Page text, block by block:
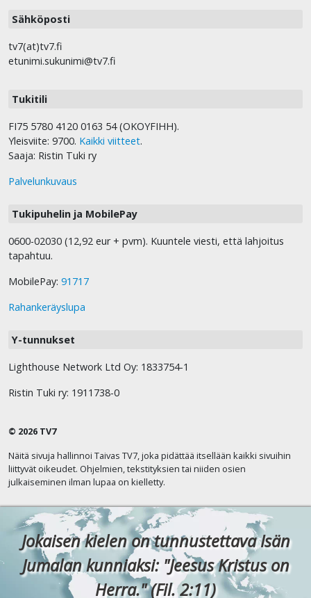
Sähköposti
tv7(at)tv7.fi
etunimi.sukunimi@tv7.fi
Tukitili
FI75 5780 4120 0163 54 (OKOYFIHH).
Yleisviite: 9700. Kaikki viitteet.
Saaja: Ristin Tuki ry
Palvelunkuvaus
Tukipuhelin ja MobilePay
0600-02030 (12,92 eur + pvm). Kuuntele viesti, että lahjoitus
tapahtuu.
MobilePay: 91717
Rahankeräyslupa
Y-tunnukset
Lighthouse Network Ltd Oy: 1833754-1
Ristin Tuki ry: 1911738-0
© 2026 TV7
Näitä sivuja hallinnoi Taivas TV7, joka pidättää itsellään kaikki sivuihin
liittyvät oikeudet. Ohjelmien, tekstityksien tai niiden osien
julkaiseminen ilman lupaa on kielletty.
Jokaisen kielen on tunnustettava Isän
Jumalan kunniaksi: "Jeesus Kristus on
Herra." (Fil. 2:11)